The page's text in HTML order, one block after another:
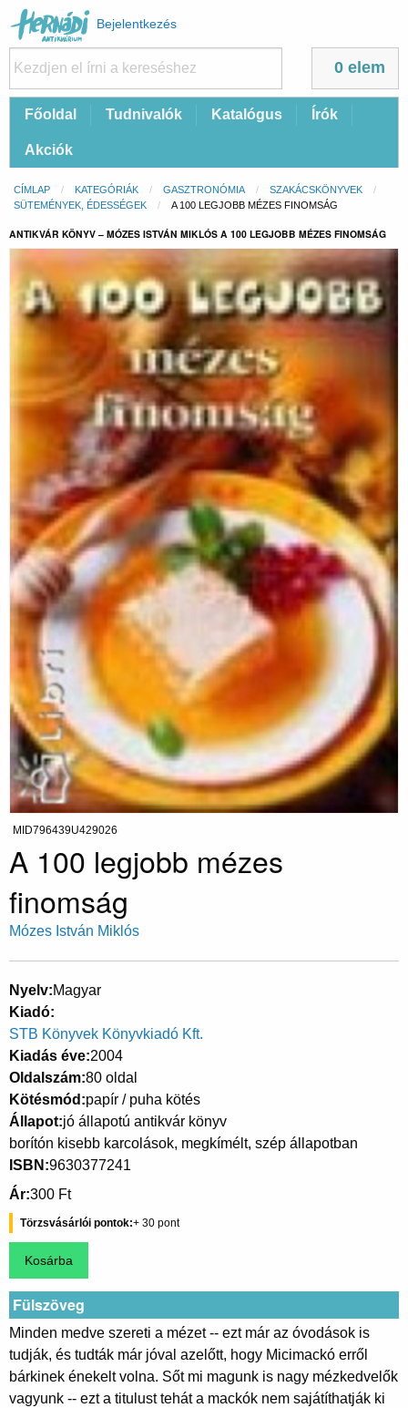
Felhasználói
fiók
menüje
Bejelentkezés
0 elem
FőFőoldal Tudnivalók Katalógus Írók
Akciók
Morzsa
CÍMLAP KATEGÓRIÁK GASZTRONÓMIA
SZAKÁCSKÖNYVEK
SÜTEMÉNYEK, ÉDESSÉGEK
CURRENT:
A 100 LEGJOBB MÉZES FINOMSÁG
ANTIKVÁR KÖNYV – MÓZES ISTVÁN MIKLÓS A 100 LEGJOBB MÉZES FINOMSÁG
MID796439U429026
A 100 legjobb mézes
finomság
Mózes István Miklós
Nyelv Magyar
Kiadó
STB Könyvek Könyvkiadó Kft.
Kiadás éve 2004
Oldalszám 80 oldal
Kötésmód papír / puha kötés
Állapot jó állapotú antikvár könyv
borítón kisebb karcolások, megkímélt, szép állapotban
ISBN 9630377241
Ár 300 Ft
Törzsvásárlói pontok 30
Fülszöveg
Minden medve szereti a mézet -- ezt már az óvodások is
tudják, és tudták már jóval azelőtt, hogy Micimackó erről
bárkinek énekelt volna. Sőt mi magunk is nagy mézkedvelők
vagyunk -- ezt a titulust tehát a mackók nem sajátíthatják ki